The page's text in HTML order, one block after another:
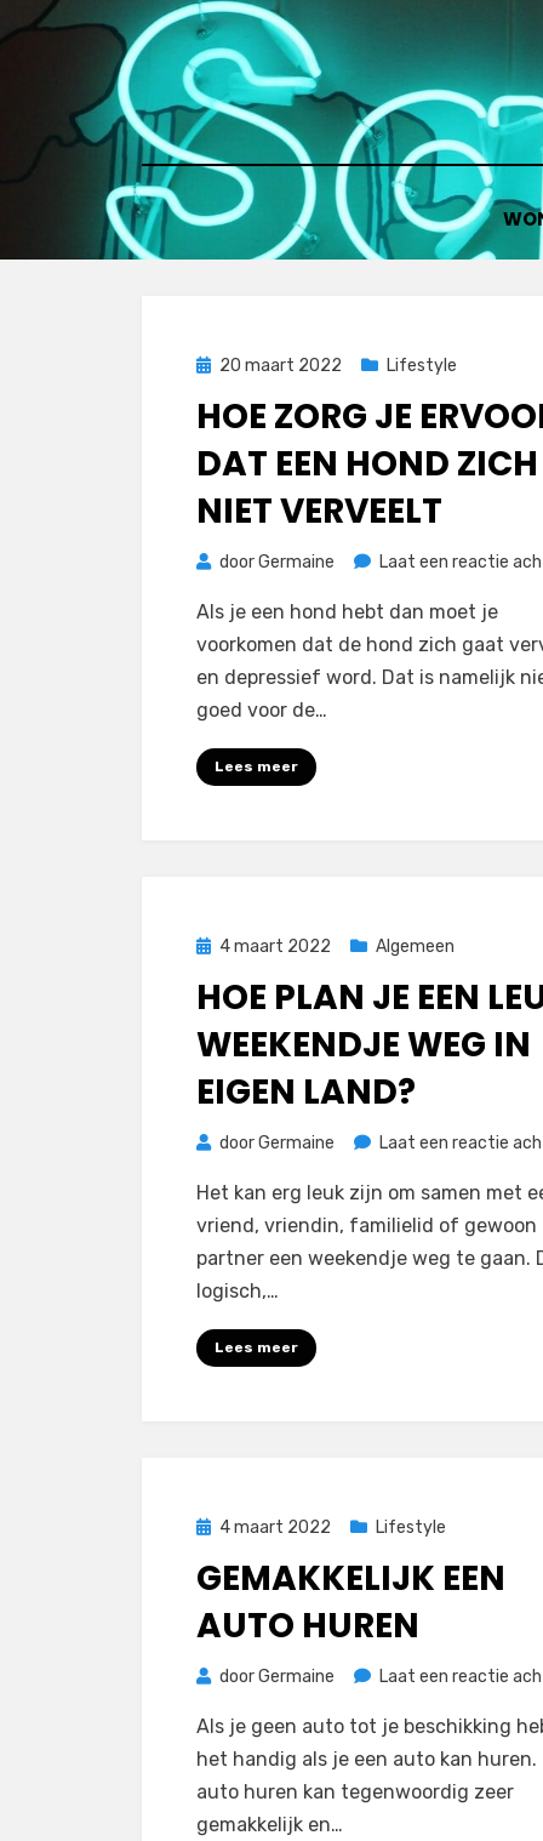
Doorgaan
Geplaatst
20 maart 2022 Lifestyle
HOE ZORG JE
DAT EEN HOND ZICH
NIET VERVEELT
doorGermaine Laat een reactie
Als je een hond hebt dan moet je
voorkomen dat de hond zich gaat
en depressief word. Dat is namelijk
goed voor de…
Lees meer
Geplaatst
4 maart 2022 Algemeen
HOE PLAN JE EEN
WEEKENDJE WEG IN
EIGEN LAND?
doorGermaine Laat een reactie
Het kan erg leuk zijn om samen met
vriend, vriendin, familielid of gewoon
partner een weekendje weg te gaan.
logisch,…
Lees meer
Geplaatst
4 maart 2022 Lifestyle
GEMAKKELIJK EEN
AUTO HUREN
doorGermaine Laat een reactie
Als je geen auto tot je beschikking
het handig als je een auto kan huren.
auto huren kan tegenwoordig zeer
gemakkelijk en…